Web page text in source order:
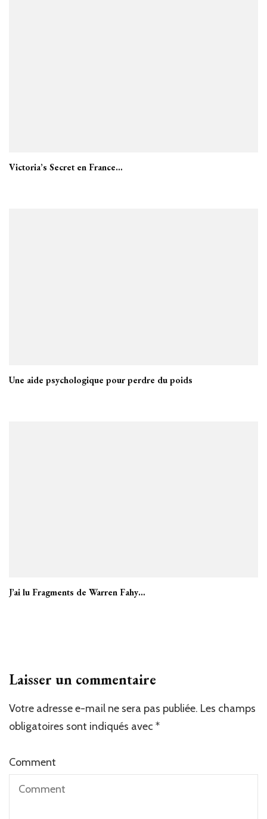
Victoria’s Secret en France…
Une aide psychologique pour perdre du poids
J’ai lu Fragments de Warren Fahy…
Laisser un commentaire
Votre adresse e-mail ne sera pas publiée. Les champs
obligatoires sont indiqués avec *
Comment